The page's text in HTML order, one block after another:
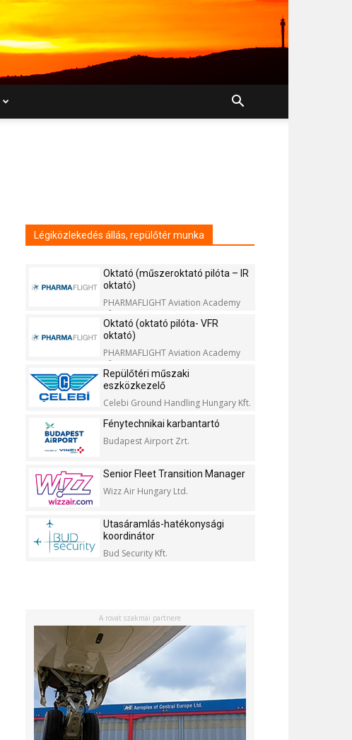
Légiközlekedés állás, repülőtér munka
Oktató (műszeroktató pilóta – IR
oktató)
PHARMAFLIGHT Aviation Academy
Kft.
Oktató (oktató pilóta- VFR
oktató)
PHARMAFLIGHT Aviation Academy
Kft.
Repülőtéri műszaki
eszközkezelő
Celebi Ground Handling Hungary Kft.
Fénytechnikai karbantartó
Budapest Airport Zrt.
Senior Fleet Transition Manager
Wizz Air Hungary Ltd.
Utasáramlás-hatékonysági
koordinátor
Bud Security Kft.
A rovat szakmai partnere